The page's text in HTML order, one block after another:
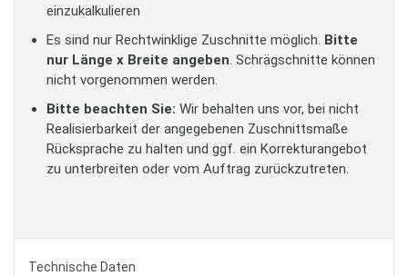
einzukalkulieren
Es sind nur Rechtwinklige Zuschnitte möglich. Bitte
nur Länge x Breite angeben. Schrägschnitte können
nicht vorgenommen werden.
Bitte beachten Sie: Wir behalten uns vor, bei nicht
Realisierbarkeit der angegebenen Zuschnittsmaße
Rücksprache zu halten und ggf. ein Korrekturangebot
zu unterbreiten oder vom Auftrag zurückzutreten.
Technische Daten